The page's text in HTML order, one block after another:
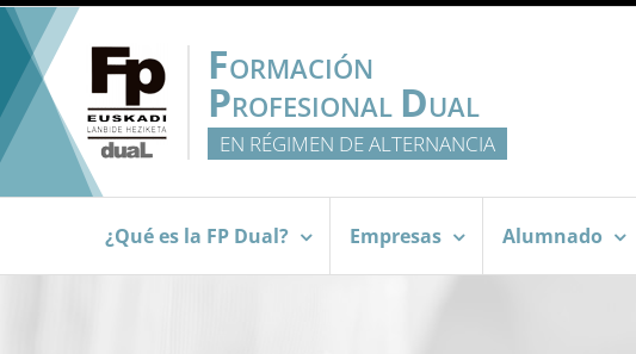
Saltar
contenido
FORMACIÓN
PROFESIONAL DUAL
EN RÉGIMEN DE ALTERNANCIA
¿Qué es la FP Dual? Empresas Alumnado